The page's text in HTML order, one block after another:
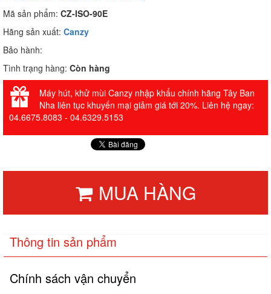
Mã sản phẩm: CZ-ISO-90E
Hãng sản xuất: Canzy
Bảo hành:
Tình trạng hàng: Còn hàng
Máy hút, khử mùi Canzy nhập khẩu chính hãng Tây Ban
Nha liên tục khuyến mại giảm giá tới 20%. Liên hệ ngay:
04.6675.8083 - 04.6329.5153
MUA HÀNG
Thông tin sản phẩm
Chính sách vận chuyển